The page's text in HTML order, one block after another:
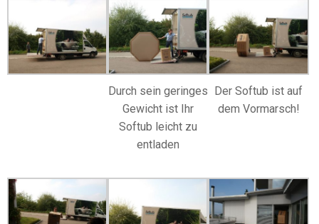
Durch sein geringes
Gewicht ist Ihr
Softub leicht zu
entladen
Der Softub ist auf
dem Vormarsch!